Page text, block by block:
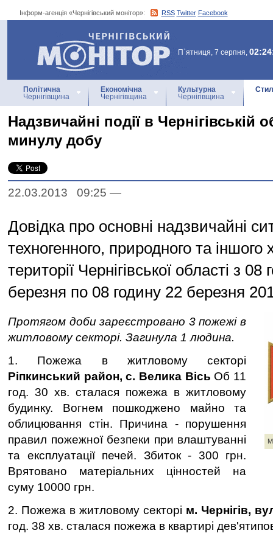
Інформ-агенція «Чернігівський монітор»: RSS Twitter Facebook
Інформ-агенція
«Чернігівський монітор»
П`ятниця, 7 серпня,
Політична
Чернігівщина
Економічна
Чернігівщина
Культурна
Чернігівщина
Надзвичайні події в Чернігівській
минулу добу
22.03.2013 09:25 —
Довідка про основні надзвичайні
техногенного, природного та іншого
території Чернігівської області з 08
березня по 08 годину 22 березня
Протягом доби зареєстровано 3 пожежі в
житловому секторі. Загинула 1 людина.
1. Пожежа в житловому секторі
Ріпкинський район, с. Велика Вісь Об 11
год. 30 хв. сталася пожежа в житловому
будинку. Вогнем пошкоджено майно та
облицювання стін. Причина - порушення
правил пожежної безпеки при влаштуванні
та експлуатації печей. Збиток - 300 грн.
Врятовано матеріальних цінностей на
суму 10000 грн.
2. Пожежа в житловому секторі м. Чернігів,
год. 38 хв. сталася пожежа в квартирі